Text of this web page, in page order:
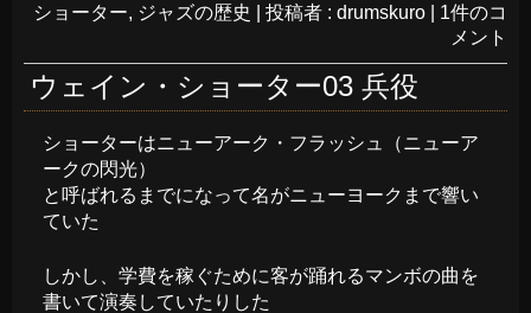
ショーター, ジャズの歴史 投稿者 : drumskuro
1件のコ
メント
ウェイン・ショーター03 兵役
ショーターはニューアーク・フラッシュ（ニューア
ークの閃光）
と呼ばれるまでになって名がニューヨークまで響い
ていた
しかし、学費を稼ぐために客が踊れるマンボの曲を
書いて演奏していたりした